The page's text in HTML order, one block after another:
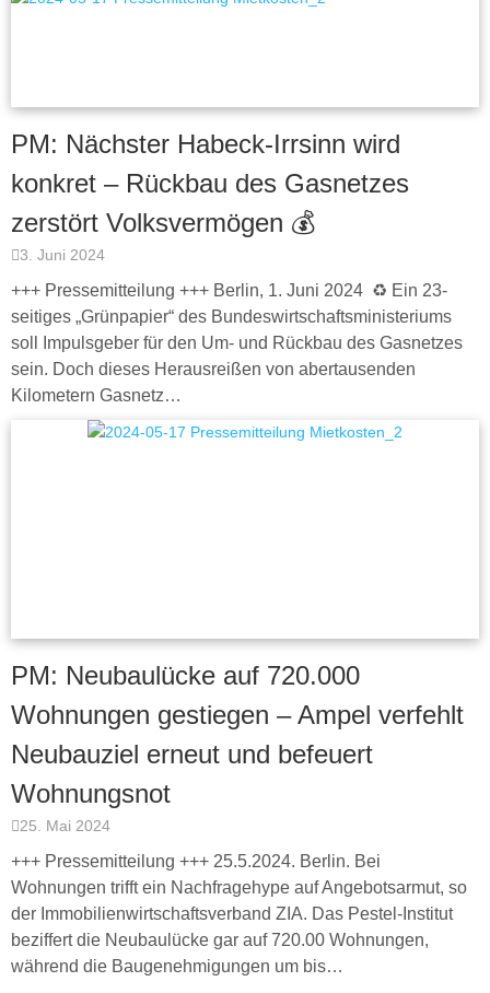
PM: Nächster Habeck-Irrsinn wird
konkret – Rückbau des Gasnetzes
zerstört Volksvermögen 💰
3. Juni 2024
+++ Pressemitteilung +++ Berlin, 1. Juni 2024 ♻️ Ein 23-
seitiges „Grünpapier“ des Bundeswirtschaftsministeriums
soll Impulsgeber für den Um- und Rückbau des Gasnetzes
sein. Doch dieses Herausreißen von abertausenden
Kilometern Gasnetz…
PM: Neubaulücke auf 720.000
Wohnungen gestiegen – Ampel verfehlt
Neubauziel erneut und befeuert
Wohnungsnot
25. Mai 2024
+++ Pressemitteilung +++ 25.5.2024. Berlin. Bei
Wohnungen trifft ein Nachfragehype auf Angebotsarmut, so
der Immobilienwirtschaftsverband ZIA. Das Pestel-Institut
beziffert die Neubaulücke gar auf 720.00 Wohnungen,
während die Baugenehmigungen um bis…